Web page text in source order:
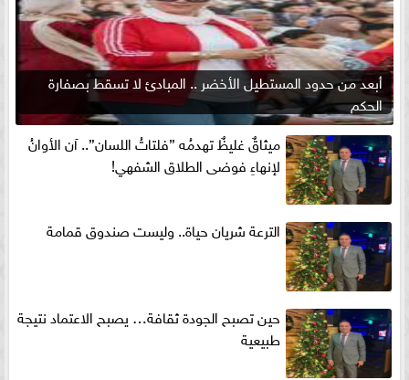
أبعد من حدود المستطيل الأخضر .. المبادئ لا تسقط بصفارة
الحكم
ميثاقٌ غليظٌ تهدمُه ”فلتاتُ اللسان”.. آن الأوانُ
لإنهاءِ فوضى الطلاق الشفهي!
الترعة شريان حياة.. وليست صندوق قمامة
حين تصبح الجودة ثقافة… يصبح الاعتماد نتيجة
طبيعية